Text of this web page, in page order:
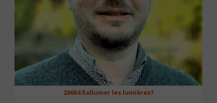
20604 Rallumer les lumières?